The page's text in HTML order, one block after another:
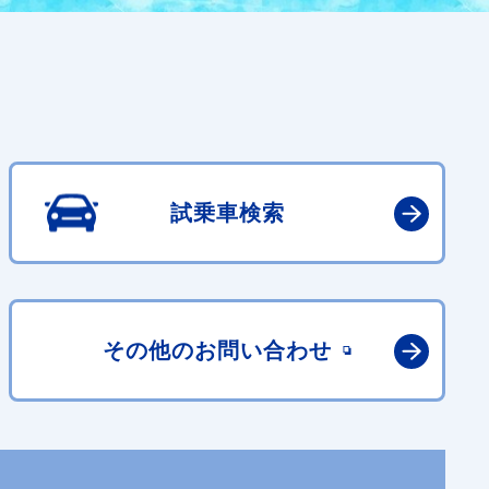
試乗車検索
その他のお問い合わせ